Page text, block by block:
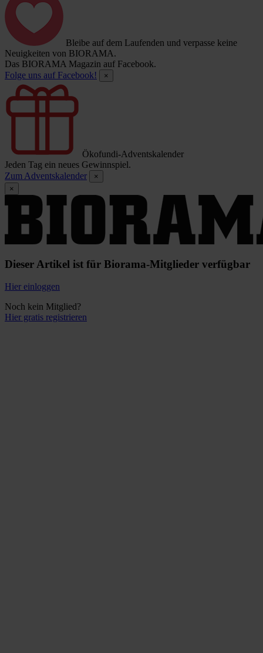
Bleibe auf dem Laufenden und verpasse keine
Neuigkeiten von BIORAMA.
Das BIORAMA Magazin auf Facebook.
Folge uns auf Facebook!
×
Ökofundi-Adventskalender
Jeden Tag ein neues Gewinnspiel.
Zum Adventskalender
×
×
Dieser Artikel ist für Biorama-Mitglieder verfügbar
Hier einloggen
Noch kein Mitglied?
Hier gratis registrieren